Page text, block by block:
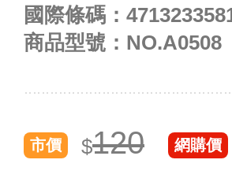
國際條碼：
商品型號： NO.A0508
市價 $120 網購價